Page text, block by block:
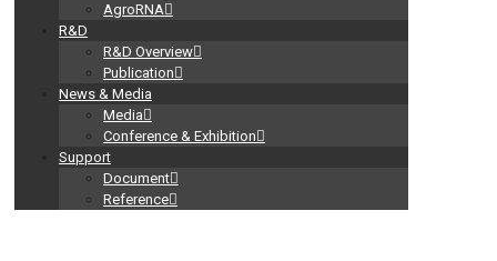
AgroRNA
R&D
R&D Overview
Publication
News & Media
Media
Conference & Exhibition
Support
Document
Reference